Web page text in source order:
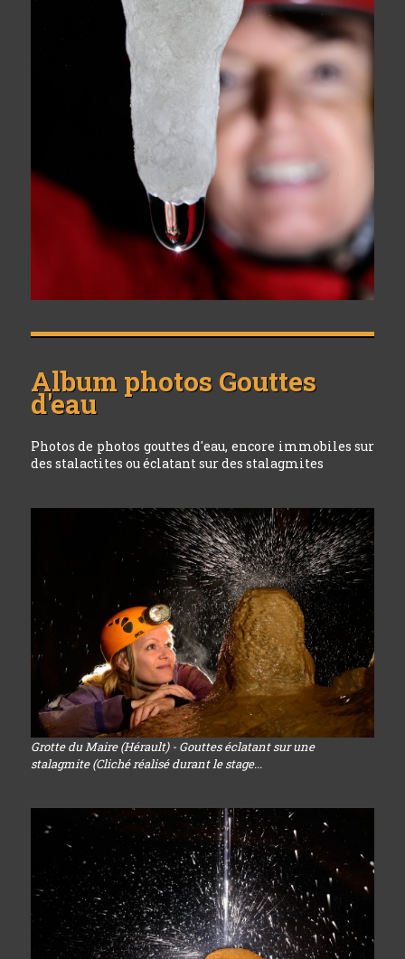
Album photos Gouttes
d'eau
Photos de photos gouttes d'eau, encore immobiles sur
des stalactites ou éclatant sur des stalagmites
Grotte du Maire (Hérault) - Gouttes éclatant sur une
stalagmite (Cliché réalisé durant le stage...